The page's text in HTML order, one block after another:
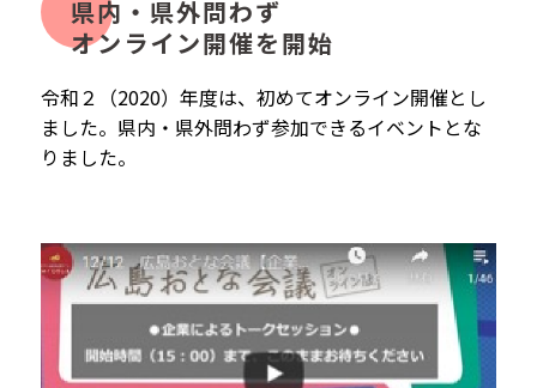
県内・県外問わず
オンライン開催を開始
令和２（2020）年度は、初めてオンライン開催とし
ました。県内・県外問わず参加できるイベントとな
りました。